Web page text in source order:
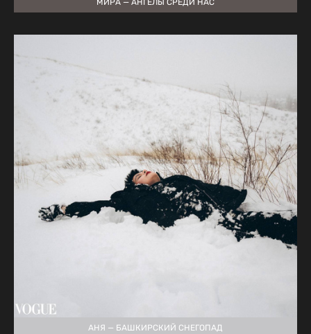
МИРА — АНГЕЛЫ СРЕДИ НАС
АНЯ — БАШКИРСКИЙ СНЕГОПАД